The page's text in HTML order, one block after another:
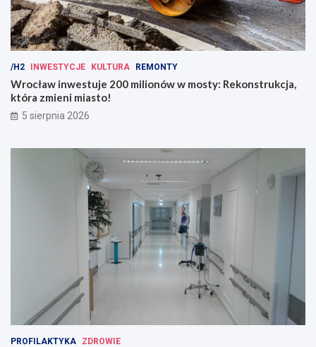
/H2 INWESTYCJE KULTURA REMONTY
Wrocław inwestuje 200 milionów w mosty: Rekonstrukcja,
która zmieni miasto!
5 sierpnia 2026
PROFILAKTYKA ZDROWIE